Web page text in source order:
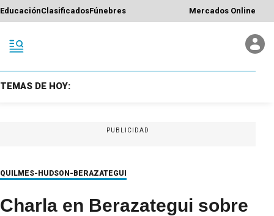
EducaciónClasificadosFúnebres Mercados Online
TEMAS DE HOY:
PUBLICIDAD
QUILMES-HUDSON-BERAZATEGUI
Charla en Berazategui sobre